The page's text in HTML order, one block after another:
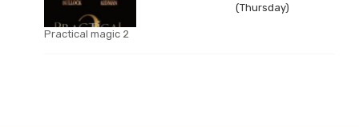
Practical magic 2
(Thursday)